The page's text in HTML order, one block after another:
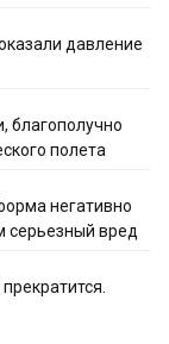
давление
благополучно
полета
негативно
серьезный вред